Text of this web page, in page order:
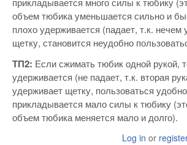
объем тюбика уменьшается сильно и
плохо удерживается (падает, т.к. нечем
щетку, становится неудобно
ТП2: Если сжимать тюбик одной рукой,
удерживается (не падает, т.к. вторая
удерживает щетку, пользоваться
прикладывается мало силы к тюбику
объем тюбика меняется мало и долго).
Log in or